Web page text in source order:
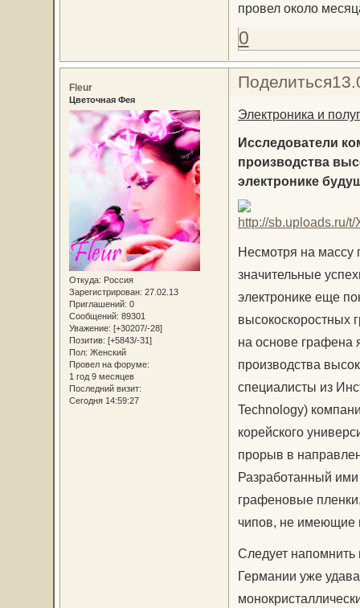
провел около
0
Поделиться
Fleur
Цветочная Фея
Откуда: Россия
Зарегистрирован: 27.02.13
Приглашений: 0
Сообщений: 89301
Уважение: [+30207/-28]
Позитив: [+5843/-31]
Пол: Женский
Провел на форуме:
1 год 9 месяцев
Последний визит:
Сегодня 14:59:27
Электроника и
Исследователи
производства
электронике
Несмотря на массу
значительные
электронике еще
высокоскоростных
на основе графена
производства
специалисты из
Technology)
корейского
прорыв в
Разработанный
графеновые
чипов, не имеющие
Следует
Германии уже